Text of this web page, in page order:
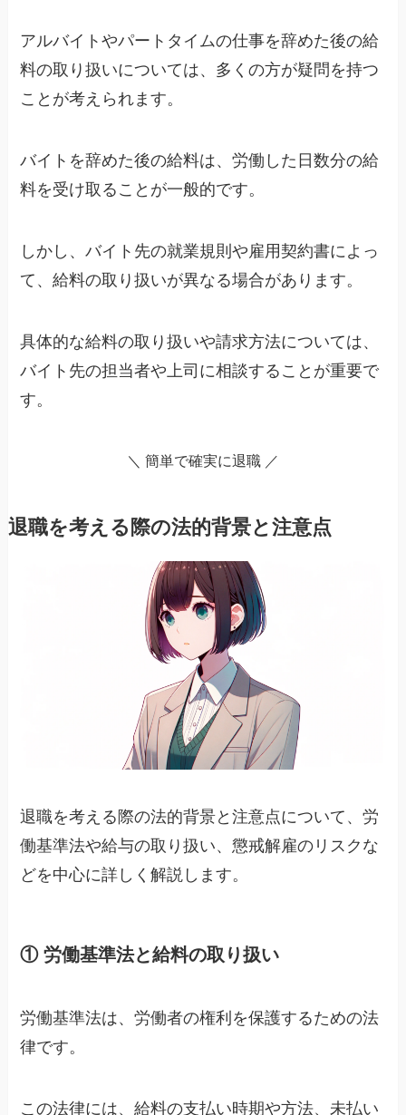
アルバイトやパートタイムの仕事を辞めた後の給
料の取り扱いについては、多くの方が疑問を持つ
ことが考えられます。
バイトを辞めた後の給料は、労働した日数分の給
料を受け取ることが一般的です。
しかし、バイト先の就業規則や雇用契約書によっ
て、給料の取り扱いが異なる場合があります。
具体的な給料の取り扱いや請求方法については、
バイト先の担当者や上司に相談することが重要で
す。
＼ 簡単で確実に退職 ／
退職を考える際の法的背景と注意点
退職を考える際の法的背景と注意点について、労
働基準法や給与の取り扱い、懲戒解雇のリスクな
どを中心に詳しく解説します。
① 労働基準法と給料の取り扱い
労働基準法は、労働者の権利を保護するための法
律です。
この法律には、給料の支払い時期や方法、未払い